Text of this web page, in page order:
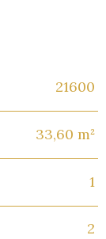
21600
33,60 m²
1
2